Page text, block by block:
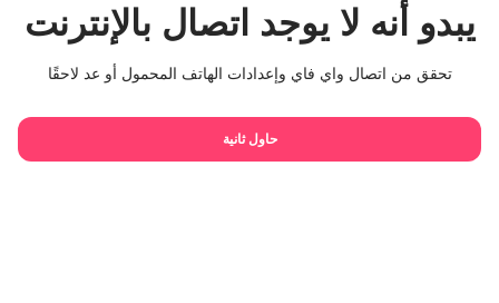
يبدو أنه لا يوجد اتصال بالإنترنت
تحقق من اتصال واي فاي وإعدادات الهاتف المحمول أو عد لاحقًا
حاول ثانية